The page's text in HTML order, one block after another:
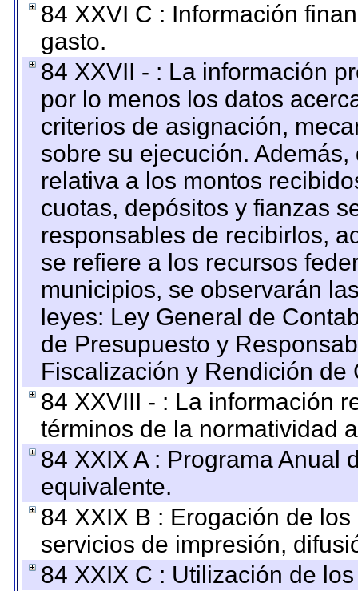
84 XXVI C : Información
gasto.
84 XXVII - : La información
por lo menos los datos
criterios de asignación,
sobre su ejecución.
relativa a los montos
cuotas, depósitos y fianzas
responsables de recibirlos,
se refiere a los recursos
municipios, se observarán
leyes: Ley General de
de Presupuesto y
Fiscalización y Rendición
84 XXVIII - : La información
términos de la normatividad
84 XXIX A : Programa Anual
equivalente.
84 XXIX B : Erogación de
servicios de impresión,
84 XXIX C : Utilización de